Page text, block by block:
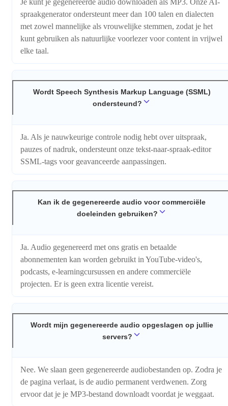
Je kunt je gegenereerde audio downloaden als MP3. Onze AI-
spraakgenerator ondersteunt meer dan 100 talen en dialecten
met zowel mannelijke als vrouwelijke stemmen, zodat je het
kunt gebruiken als natuurlijke voorlezer voor content in vrijwel
elke taal.
Wordt Speech Synthesis Markup Language (SSML)
ondersteund?
Ja. Als je nauwkeurige controle nodig hebt over uitspraak,
pauzes of nadruk, ondersteunt onze tekst-naar-spraak-editor
SSML-tags voor geavanceerde aanpassingen.
Kan ik de gegenereerde audio voor commerciële
doeleinden gebruiken?
Ja. Audio gegenereerd met ons gratis en betaalde
abonnementen kan worden gebruikt in YouTube-video's,
podcasts, e-learningcursussen en andere commerciële
projecten. Er is geen extra licentie vereist.
Wordt mijn gegenereerde audio opgeslagen op jullie
servers?
Nee. We slaan geen gegenereerde audiobestanden op. Zodra je
de pagina verlaat, is de audio permanent verdwenen. Zorg
ervoor dat je je MP3-bestand downloadt voordat je weggaat.